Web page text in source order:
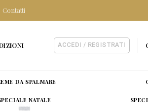
Contatti
ACCEDI / REGISTRATI
DA SPALMARE
NATALE